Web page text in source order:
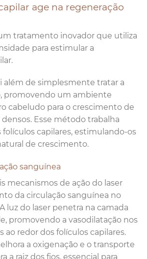
age na regeneração
tratamento inovador que utiliza
para estimular a
além de simplesmente tratar a
promovendo um ambiente
cabeludo para o crescimento de
Esse método trabalha
capilares, estimulando-os
de crescimento.
sanguínea
mecanismos de ação do laser
da circulação sanguínea no
luz do laser penetra na camada
promovendo a vasodilatação nos
ao redor dos folículos capilares.
a oxigenação e o transporte
a raiz dos fios, essencial para